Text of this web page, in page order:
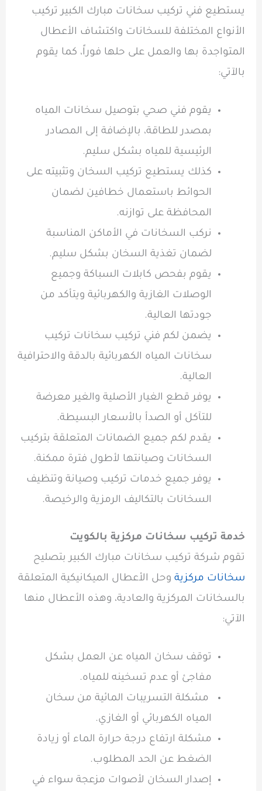
يستطيع فني تركيب سخانات مبارك الكبير تركيب
الأنواع المختلفة للسخانات واكتشاف الأعطال
المتواجدة بها والعمل على حلها فوراً، كما يقوم
بالآتي:
يقوم فني صحي بتوصيل سخانات المياه
بمصدر للطاقة، بالإضافة إلى المصادر
الرئيسية للمياه بشكل سليم.
كذلك يستطيع تركيب السخان وتثبيته على
الحوائط باستعمال خطافين لضمان
المحافظة على توازنه.
نركب السخانات في الأماكن المناسبة
لضمان تغذية السخان بشكل سليم.
يقوم بفحص كابلات السباكة وجميع
الوصلات الغازية والكهربائية ويتأكد من
جودتها العالية.
يضمن لكم فني تركيب سخانات تركيب
سخانات المياه الكهربائية بالدقة والاحترافية
العالية.
يوفر قطع الغيار الأصلية والغير معرضة
للتآكل أو الصدأ بالأسعار البسيطة.
يقدم لكم جميع الضمانات المتعلقة بتركيب
السخانات وصيانتها لأطول فترة ممكنة.
يوفر جميع خدمات تركيب وصيانة وتنظيف
السخانات بالتكاليف الرمزية والرخيصة.
خدمة تركيب سخانات مركزية بالكويت
تقوم شركة تركيب سخانات مبارك الكبير بتصليح
سخانات مركزية وحل الأعطال الميكانيكية المتعلقة
بالسخانات المركزية والعادية، وهذه الأعطال منها
الآتي:
توقف سخان المياه عن العمل بشكل
مفاجئ أو عدم تسخينه للمياه.
مشكلة التسريبات المائية من سخان
المياه الكهربائي أو الغازي.
مشكلة ارتفاع درجة حرارة الماء أو زيادة
الضغط عن الحد المطلوب.
إصدار السخان لأصوات مزعجة سواء في